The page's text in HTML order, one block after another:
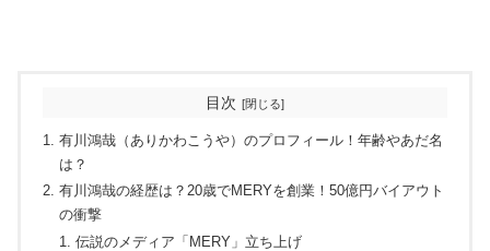
目次
有川鴻哉（ありかわこうや）のプロフィール！年齢やあだ名
は？
有川鴻哉の経歴は？20歳でMERYを創業！50億円バイアウト
の衝撃
伝説のメディア「MERY」立ち上げ